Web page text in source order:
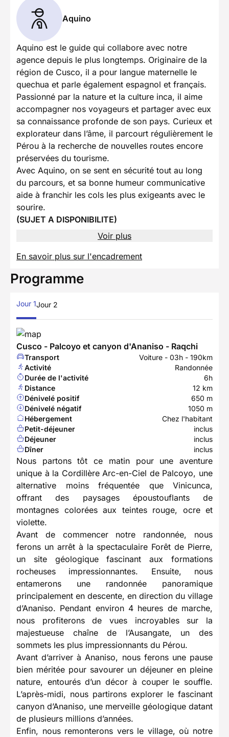
Aquino
Aquino est le guide qui collabore avec notre
agence depuis le plus longtemps. Originaire de la
région de Cusco, il a pour langue maternelle le
quechua et parle également espagnol et français.
Passionné par la nature et la culture inca, il aime
accompagner nos voyageurs et partager avec eux
sa connaissance profonde de son pays. Curieux et
explorateur dans l’âme, il parcourt régulièrement le
Pérou à la recherche de nouvelles routes encore
préservées du tourisme.
Avec Aquino, on se sent en sécurité tout au long
du parcours, et sa bonne humeur communicative
aide à franchir les cols les plus exigeants avec le
sourire.
(SUJET A DISPONIBILITE)
Voir plus
En savoir plus sur l'encadrement
Programme
Jour 1Jour 2
Cusco - Palcoyo et canyon d'Ananiso - Raqchi
Transport
Voiture - 03h - 190km
Activité
Randonnée
Durée de l'activité
6h
Distance
12 km
Dénivelé positif
650 m
Dénivelé négatif
1050 m
Hébergement
Chez l'habitant
Petit-déjeuner
inclus
Déjeuner
inclus
Dîner
inclus
Nous partons tôt ce matin pour une aventure
unique à la Cordillère Arc-en-Ciel de Palcoyo, une
alternative moins fréquentée que Vinicunca,
offrant des paysages époustouflants de
montagnes colorées aux teintes rouge, ocre et
violette.
Avant de commencer notre randonnée, nous
ferons un arrêt à la spectaculaire Forêt de Pierre,
un site géologique fascinant aux formations
rocheuses impressionnantes. Ensuite, nous
entamerons une randonnée panoramique
principalement en descente, en direction du village
d’Ananiso. Pendant environ 4 heures de marche,
nous profiterons de vues incroyables sur la
majestueuse chaîne de l’Ausangate, un des
sommets les plus impressionnants du Pérou.
Avant d’arriver à Ananiso, nous ferons une pause
bien méritée pour savourer un déjeuner en pleine
nature, entourés d’un décor à couper le souffle.
L’après-midi, nous partirons explorer le fascinant
canyon d’Ananiso, une merveille géologique datant
de plusieurs millions d’années.
Enfin, nous remonterons vers le village, où notre